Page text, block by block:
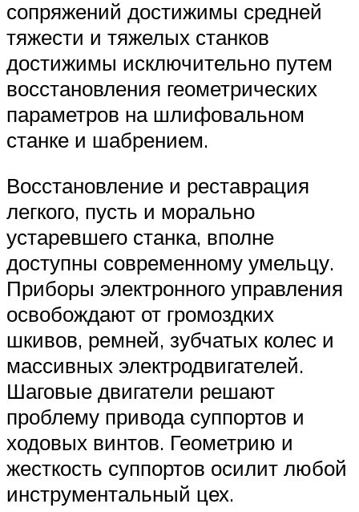
сопряжений достижимы средней
тяжести и тяжелых станков
достижимы исключительно путем
восстановления геометрических
параметров на шлифовальном
станке и шабрением.
Восстановление и реставрация
легкого, пусть и морально
устаревшего станка, вполне
доступны современному умельцу.
Приборы электронного управления
освобождают от громоздких
шкивов, ремней, зубчатых колес и
массивных электродвигателей.
Шаговые двигатели решают
проблему привода суппортов и
ходовых винтов. Геометрию и
жесткость суппортов осилит любой
инструментальный цех.